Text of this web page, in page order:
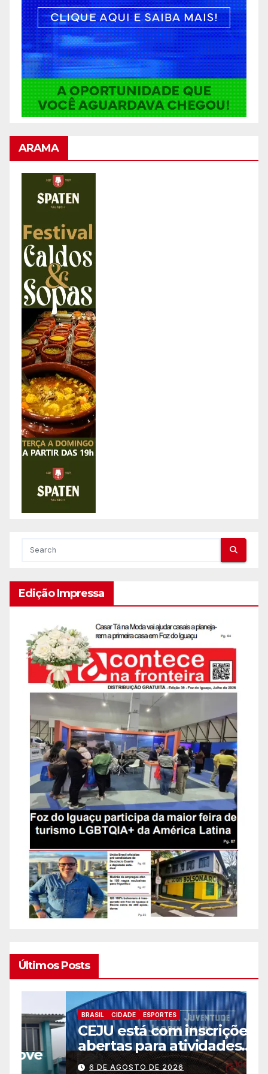
ARAMA
Edição Impressa
Últimos Posts
BRASIL CIDADE ESPORTES
CEJU está com inscrições
abertas para atividades
gratuitas
6 DE AGOSTO DE 2026